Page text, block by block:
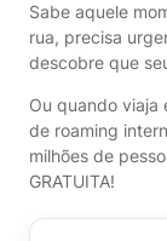
Sabe aquele
rua, precisa
descobre que
Ou quando viaja
de roaming
milhões de
GRATUITA!